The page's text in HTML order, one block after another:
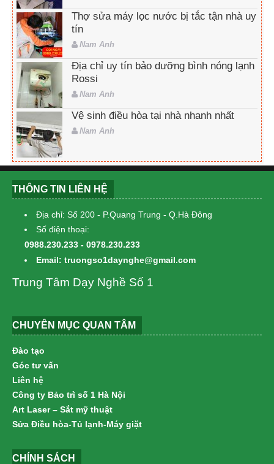
Thợ sửa máy lọc nước bị tắc tận nhà uy
tín
Nam Anh
Địa chỉ uy tín bảo dưỡng bình nóng lạnh
Rossi
Nam Anh
Vệ sinh điều hòa tại nhà nhanh nhất
Nam Anh
THÔNG TIN LIÊN HỆ
Địa chỉ: Số 200 - P.Quang Trung - Q.Hà Đông
Số điện thoại:
0988.230.233 - 0978.230.233
Email: truongso1daynghe@gmail.com
Trung Tâm Dạy Nghề Số 1
CHUYÊN MỤC QUAN TÂM
Đào tạo
Góc tư vấn
Liên hệ
Công ty Bảo trì số 1 Hà Nội
Art Laser – Sắt mỹ thuật
Sửa Điều hòa-Tủ lạnh-Máy giặt
CHÍNH SÁCH